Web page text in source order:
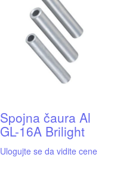
Spojna čaura Al
GL-16A Brilight
Ulogujte se da vidite cene